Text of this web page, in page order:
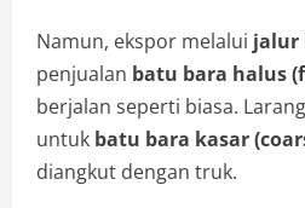
Namun, ekspor melalui jalur
penjualan batu bara halus
berjalan seperti biasa.
untuk batu bara kasar
diangkut dengan truk.